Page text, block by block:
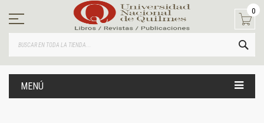
contenido
0
MENÚ